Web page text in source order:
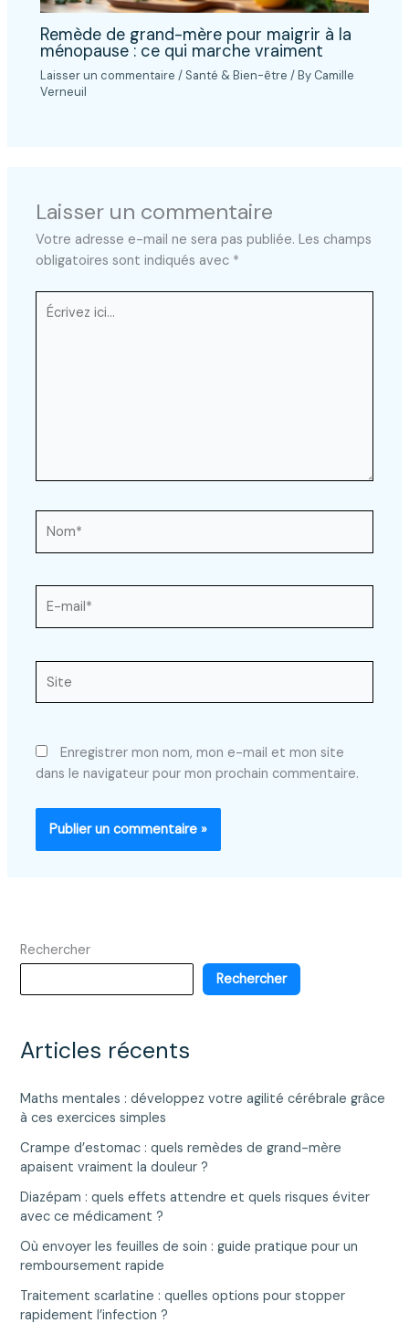
Remède de grand-mère pour maigrir à la
ménopause : ce qui marche vraiment
Laisser un commentaire / Santé & Bien-être / By Camille
Verneuil
Laisser un commentaire
Votre adresse e-mail ne sera pas publiée. Les champs
obligatoires sont indiqués avec *
Écrivez
ici…
mail*
Enregistrer mon nom, mon e-mail et mon site
dans le navigateur pour mon prochain commentaire.
Rechercher
Rechercher
Articles récents
Maths mentales : développez votre agilité cérébrale grâce
à ces exercices simples
Crampe d’estomac : quels remèdes de grand-mère
apaisent vraiment la douleur ?
Diazépam : quels effets attendre et quels risques éviter
avec ce médicament ?
Où envoyer les feuilles de soin : guide pratique pour un
remboursement rapide
Traitement scarlatine : quelles options pour stopper
rapidement l’infection ?